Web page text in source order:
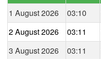
1 August 2026
03:10
2 August 2026
03:11
3 August 2026
03:11